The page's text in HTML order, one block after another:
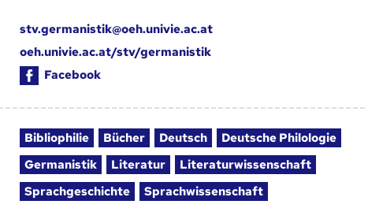
stv.germanistik@oeh.univie.ac.at
oeh.univie.ac.at/stv/germanistik
Facebook
Bibliophilie Bücher Deutsch
Deutsche Philologie
Germanistik
Literatur
Literaturwissenschaft
Sprachgeschichte
Sprachwissenschaft